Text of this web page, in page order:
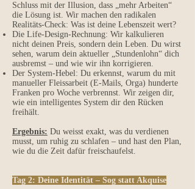
Schluss mit der Illusion, dass „mehr Arbeiten“
die Lösung ist. Wir machen den radikalen
Realitäts-Check: Was ist deine Lebenszeit wert?
Die Life-Design-Rechnung: Wir kalkulieren
nicht deinen Preis, sondern dein Leben. Du wirst
sehen, warum dein aktueller „Stundenlohn“ dich
ausbremst – und wie wir ihn korrigieren.
Der System-Hebel: Du erkennst, warum du mit
manueller Fleissarbeit (E-Mails, Orga) hunderte
Franken pro Woche verbrennst. Wir zeigen dir,
wie ein intelligentes System dir den Rücken
freihält.
Ergebnis: Du weisst exakt, was du verdienen
musst, um ruhig zu schlafen – und hast den Plan,
wie du die Zeit dafür freischaufelst.
Tag 2: Deine Identität – Sog statt Akquise